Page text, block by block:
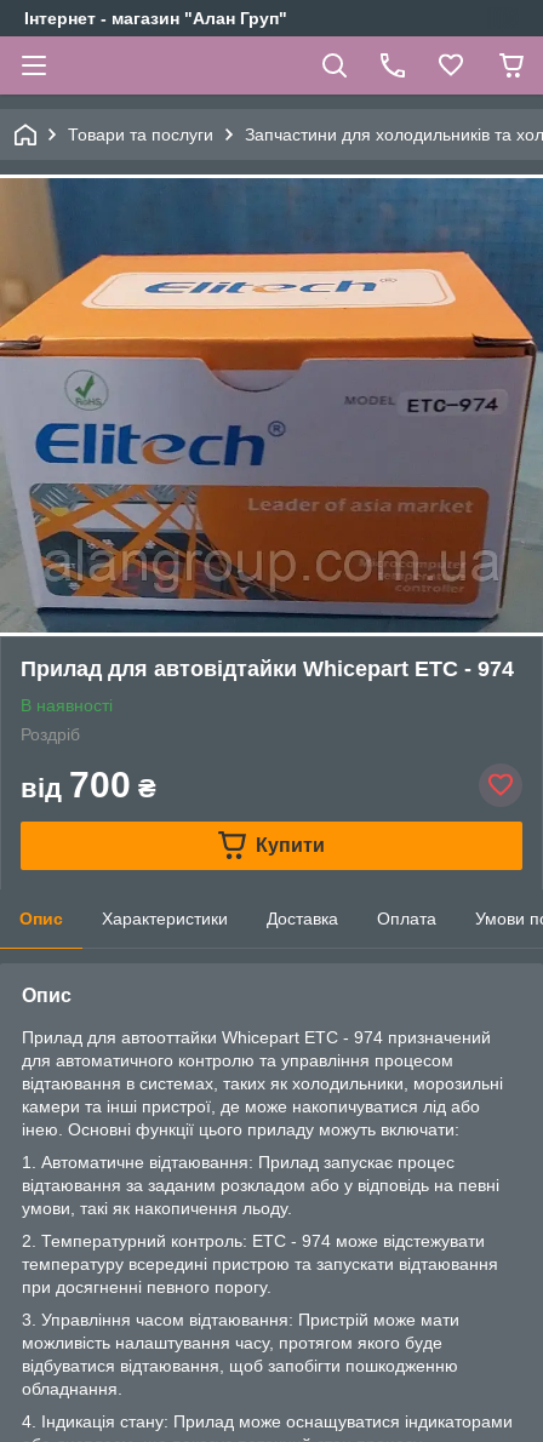
Інтернет - магазин "Алан Груп"
Товари та послуги Запчастини для холодильників та
Прилад для автовідтайки Whicepart ETC - 974
В наявності
Роздріб
від 700 ₴
Купити
Опис Характеристики Доставка Оплата Умови
Опис
Прилад для автооттайки Whicepart ETC - 974 призначений
для автоматичного контролю та управління процесом
відтаювання в системах, таких як холодильники, морозильні
камери та інші пристрої, де може накопичуватися лід або
інею. Основні функції цього приладу можуть включати:
1. Автоматичне відтаювання: Прилад запускає процес
відтаювання за заданим розкладом або у відповідь на певні
умови, такі як накопичення льоду.
2. Температурний контроль: ETC - 974 може відстежувати
температуру всередині пристрою та запускати відтаювання
при досягненні певного порогу.
3. Управління часом відтаювання: Пристрій може мати
можливість налаштування часу, протягом якого буде
відбуватися відтаювання, щоб запобігти пошкодженню
обладнання.
4. Індикація стану: Прилад може оснащуватися індикаторами